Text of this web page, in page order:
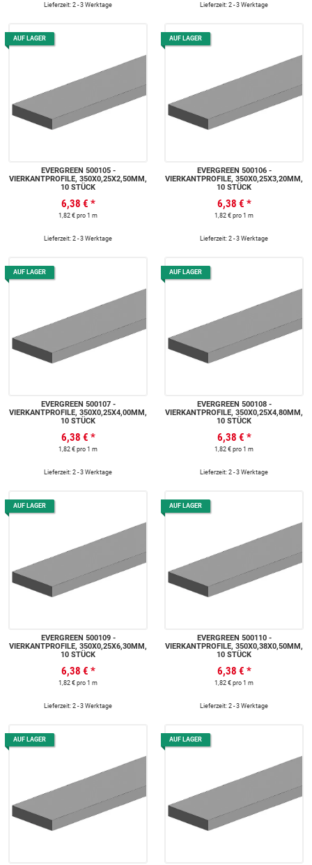
Lieferzeit: 2 - 3 Werktage Lieferzeit: 2 - 3 Werktage
AUF LAGER
EVERGREEN 500105 -
VIERKANTPROFILE, 350X0,25X2,50MM,
10 STÜCK
6,38 € *
1,82 € pro 1 m
Lieferzeit: 2 - 3 Werktage
AUF LAGER
EVERGREEN 500106 -
VIERKANTPROFILE, 350X0,25X3,20MM,
10 STÜCK
6,38 € *
1,82 € pro 1 m
Lieferzeit: 2 - 3 Werktage
AUF LAGER
EVERGREEN 500107 -
VIERKANTPROFILE, 350X0,25X4,00MM,
10 STÜCK
6,38 € *
1,82 € pro 1 m
Lieferzeit: 2 - 3 Werktage
AUF LAGER
EVERGREEN 500108 -
VIERKANTPROFILE, 350X0,25X4,80MM,
10 STÜCK
6,38 € *
1,82 € pro 1 m
Lieferzeit: 2 - 3 Werktage
AUF LAGER
EVERGREEN 500109 -
VIERKANTPROFILE, 350X0,25X6,30MM,
10 STÜCK
6,38 € *
1,82 € pro 1 m
Lieferzeit: 2 - 3 Werktage
AUF LAGER
EVERGREEN 500110 -
VIERKANTPROFILE, 350X0,38X0,50MM,
10 STÜCK
6,38 € *
1,82 € pro 1 m
Lieferzeit: 2 - 3 Werktage
AUF LAGER AUF LAGER